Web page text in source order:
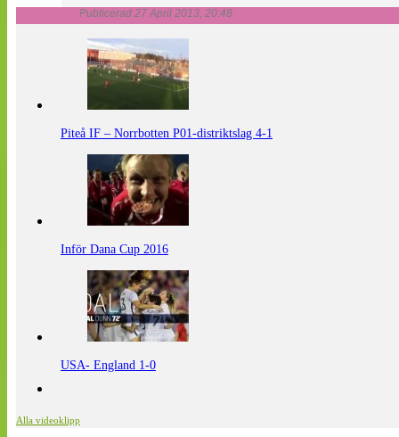
Publicerad 27 April 2013, 20:48
Piteå IF – Norrbotten P01-distriktslag 4-1
Inför Dana Cup 2016
USA- England 1-0
Alla videoklipp